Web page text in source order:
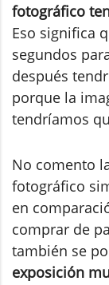
fotográfico
Eso significa
segundos
después
porque la
tendríamos
No comento
fotográfico
en
comprar de
también se
exposición